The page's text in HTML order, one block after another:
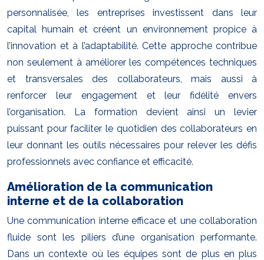
personnalisée, les entreprises investissent dans leur
capital humain et créent un environnement propice à
l’innovation et à l’adaptabilité. Cette approche contribue
non seulement à améliorer les compétences techniques
et transversales des collaborateurs, mais aussi à
renforcer leur engagement et leur fidélité envers
l’organisation. La formation devient ainsi un levier
puissant pour faciliter le quotidien des collaborateurs en
leur donnant les outils nécessaires pour relever les défis
professionnels avec confiance et efficacité.
Amélioration de la communication
interne et de la collaboration
Une communication interne efficace et une collaboration
fluide sont les piliers d’une organisation performante.
Dans un contexte où les équipes sont de plus en plus